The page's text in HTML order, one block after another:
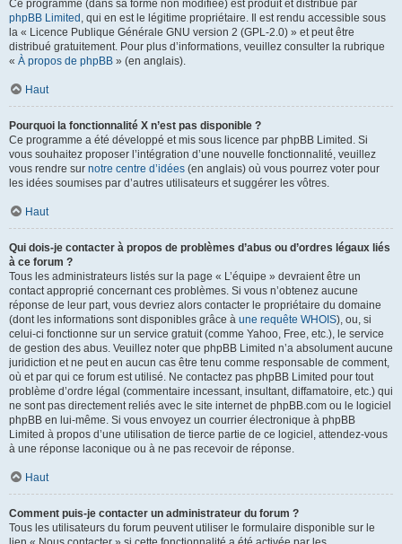
Ce programme (dans sa forme non modifiée) est produit et distribué par
phpBB Limited , qui en est le légitime propriétaire. Il est rendu accessible sous
la « Licence Publique Générale GNU version 2 (GPL-2.0) » et peut être
distribué gratuitement. Pour plus d’informations, veuillez consulter la rubrique
« À propos de phpBB » (en anglais).
Haut
Pourquoi la fonctionnalité X n’est pas disponible ?
Ce programme a été développé et mis sous licence par phpBB Limited. Si
vous souhaitez proposer l’intégration d’une nouvelle fonctionnalité, veuillez
vous rendre sur notre centre d’idées (en anglais) où vous pourrez voter pour
les idées soumises par d’autres utilisateurs et suggérer les vôtres.
Haut
Qui dois-je contacter à propos de problèmes d’abus ou d’ordres légaux liés
à ce forum ?
Tous les administrateurs listés sur la page « L’équipe » devraient être un
contact approprié concernant ces problèmes. Si vous n’obtenez aucune
réponse de leur part, vous devriez alors contacter le propriétaire du domaine
(dont les informations sont disponibles grâce à une requête WHOIS), ou, si
celui-ci fonctionne sur un service gratuit (comme Yahoo, Free, etc.), le service
de gestion des abus. Veuillez noter que phpBB Limited n’a absolument aucune
juridiction et ne peut en aucun cas être tenu comme responsable de comment,
où et par qui ce forum est utilisé. Ne contactez pas phpBB Limited pour tout
problème d’ordre légal (commentaire incessant, insultant, diffamatoire, etc.) qui
ne sont pas directement reliés avec le site internet de phpBB.com ou le logiciel
phpBB en lui-même. Si vous envoyez un courrier électronique à phpBB
Limited à propos d’une utilisation de tierce partie de ce logiciel, attendez-vous
à une réponse laconique ou à ne pas recevoir de réponse.
Haut
Comment puis-je contacter un administrateur du forum ?
Tous les utilisateurs du forum peuvent utiliser le formulaire disponible sur le